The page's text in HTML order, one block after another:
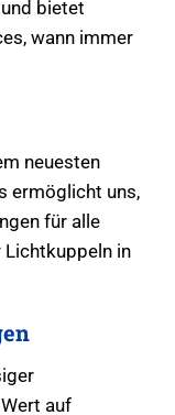
bietet
wann immer
neuesten
ermöglicht uns,
für alle
Lichtkuppeln in
auf